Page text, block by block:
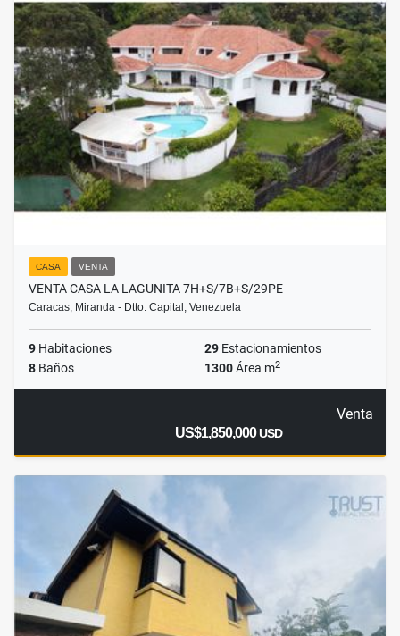
CASA VENTA
VENTA CASA LA LAGUNITA 7H+S/7B+S/29PE
Caracas, Miranda - Dtto. Capital, Venezuela
9 Habitaciones 29 Estacionamientos
8 Baños 1300Área m2
Venta
US$1,850,000USD